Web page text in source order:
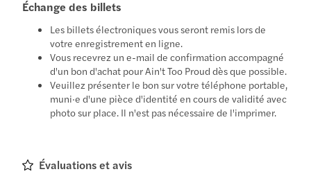
Échange des billets
Les billets électroniques vous seront remis lors de
votre enregistrement en ligne.
Vous recevrez un e-mail de confirmation accompagné
d'un bon d'achat pour Ain't Too Proud dès que possible.
Veuillez présenter le bon sur votre téléphone portable,
muni·e d'une pièce d'identité en cours de validité avec
photo sur place. Il n'est pas nécessaire de l'imprimer.
Évaluations et avis